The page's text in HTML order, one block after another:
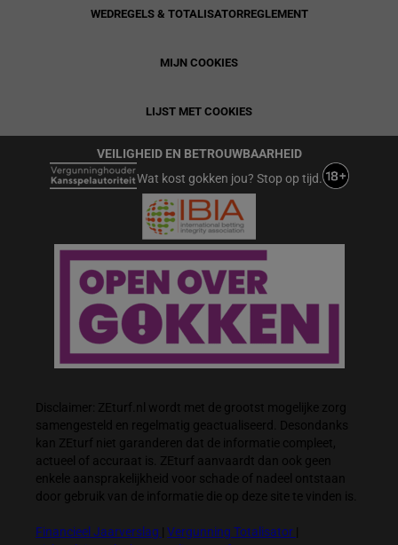
WEDREGELS & TOTALISATORREGLEMENT
MIJN COOKIES
LIJST MET COOKIES
VEILIGHEID EN BETROUWBAARHEID
Wat kost gokken jou? Stop op tijd.
Disclaimer: ZEturf.nl wordt met de grootst mogelijke zorg
samengesteld en regelmatig geactualiseerd. Desondanks
kan ZEturf niet garanderen dat de informatie compleet,
actueel of accuraat is. ZEturf aanvaardt dan ook geen
enkele aansprakelijkheid voor schade of nadeel ontstaan
door gebruik van de informatie die op deze site te vinden is.
Financieel Jaarverslag Vergunning Totalisator